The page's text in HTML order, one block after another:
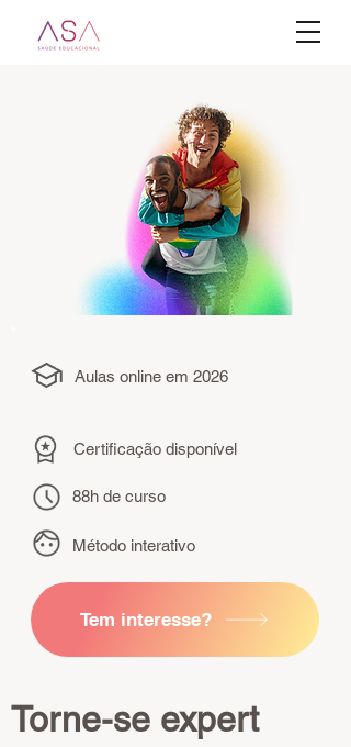
Aulas online em 2026
Certificação disponível
88h de curso
Método interativo
Tem interesse?
Torne-se expert